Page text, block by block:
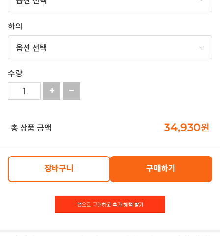
하의
수량
총 상품 금액 34,930원
장바구니 구매하기